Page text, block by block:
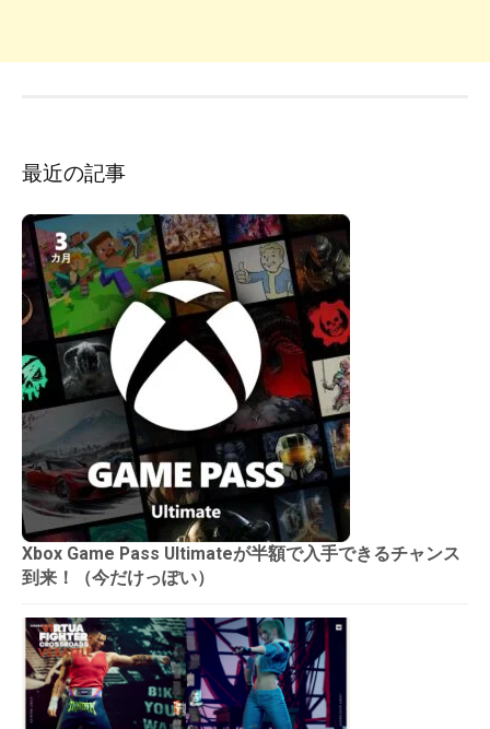
最近の記事
Xbox Game Pass Ultimateが半額で入手できるチャンス
到来！（今だけっぽい）